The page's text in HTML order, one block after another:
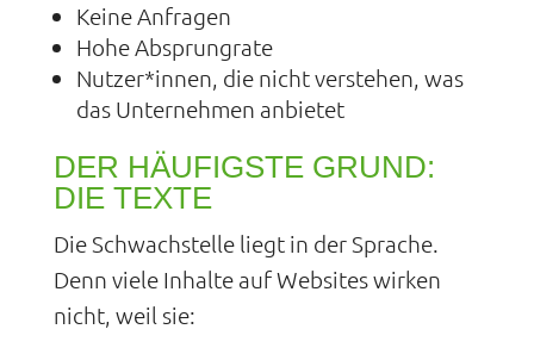
Keine Anfragen
Hohe Absprungrate
Nutzer*innen, die nicht verstehen, was
das Unternehmen anbietet
DER HÄUFIGSTE GRUND:
DIE TEXTE
Die Schwachstelle liegt in der Sprache.
Denn viele Inhalte auf Websites wirken
nicht, weil sie: